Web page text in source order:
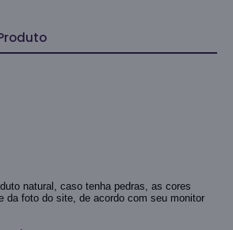
natural, caso tenha pedras, as cores
da foto do site, de acordo com seu monitor